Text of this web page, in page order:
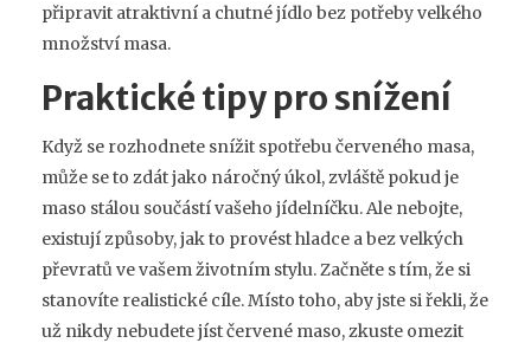
připravit atraktivní a chutné jídlo bez potřeby velkého
množství masa.
Praktické tipy pro snížení
Když se rozhodnete snížit spotřebu červeného masa,
může se to zdát jako náročný úkol, zvláště pokud je
maso stálou součástí vašeho jídelníčku. Ale nebojte,
existují způsoby, jak to provést hladce a bez velkých
převratů ve vašem životním stylu. Začněte s tím, že si
stanovíte realistické cíle. Místo toho, aby jste si řekli, že
už nikdy nebudete jíst červené maso, zkuste omezit